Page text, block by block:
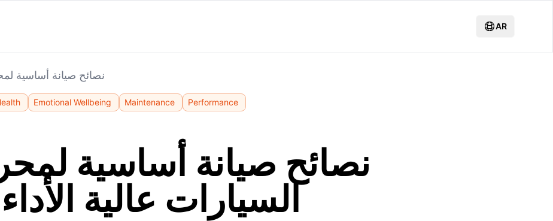
AR
نصائح صيانة أساسية
Emotional Wellbeing Maintenance Performance
نصائح صيانة أساسية
السيارات عالية الأداء